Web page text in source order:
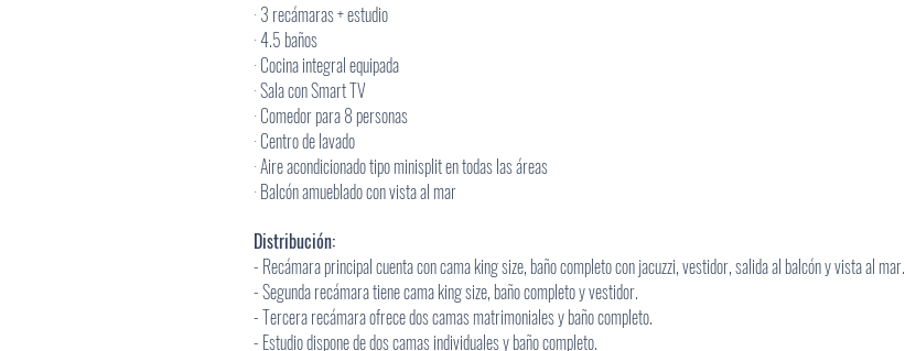
· 3 recámaras + estudio
· 4.5 baños
· Cocina integral equipada
· Sala con Smart TV
· Comedor para 8 personas
· Centro de lavado
· Aire acondicionado tipo minisplit en todas las áreas
· Balcón amueblado con vista al mar
Distribución:
- Recámara principal cuenta con cama king size, baño completo con jacuzzi, vestidor, salida al balcón y vista al mar.
- Segunda recámara tiene cama king size, baño completo y vestidor.
- Tercera recámara ofrece dos camas matrimoniales y baño completo.
- Estudio dispone de dos camas individuales y baño completo.